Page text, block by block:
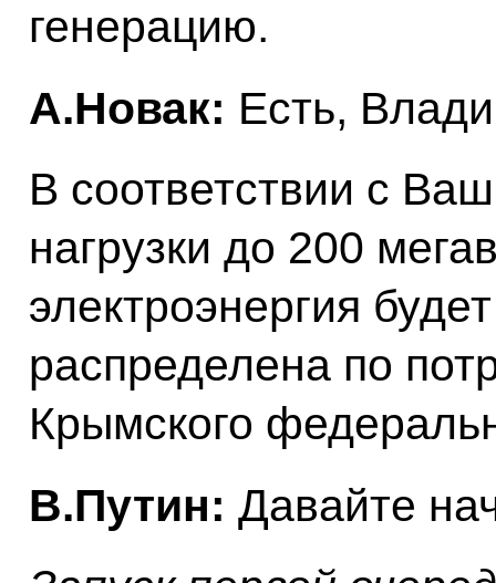
генерацию.
А.Новак: Есть,
В соответствии с
нагрузки до 200
электроэнергия
распределена по
Крымского
В.Путин: Давайте